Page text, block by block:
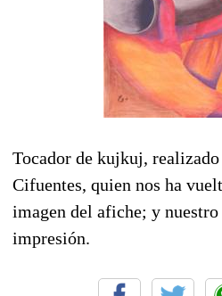
Tocador de kujkuj,
Cifuentes, quien nos ha
imagen del afiche; y
impresión.